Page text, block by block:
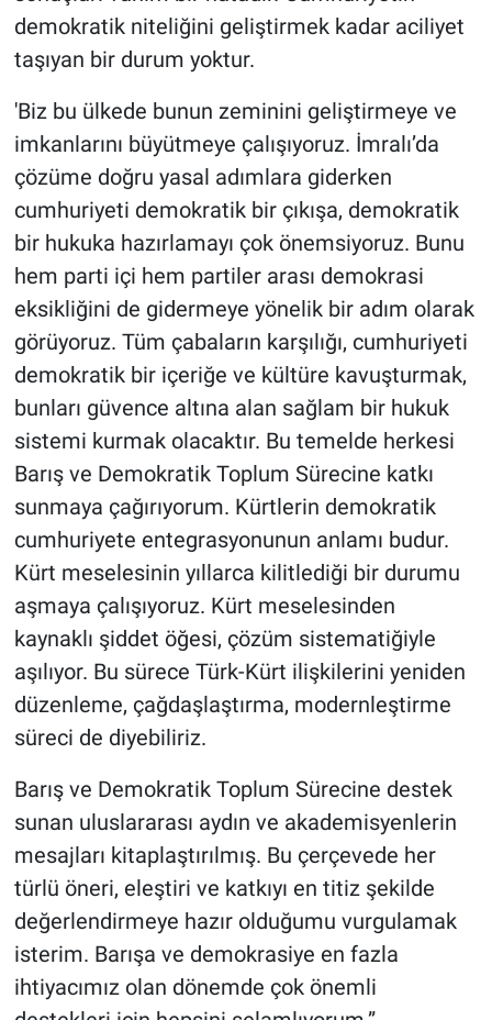
demokratik niteliğini geliştirmek kadar aciliyet
taşıyan bir durum yoktur.
'Biz bu ülkede bunun zeminini geliştirmeye ve
imkanlarını büyütmeye çalışıyoruz. İmralı’da
çözüme doğru yasal adımlara giderken
cumhuriyeti demokratik bir çıkışa, demokratik
bir hukuka hazırlamayı çok önemsiyoruz. Bunu
hem parti içi hem partiler arası demokrasi
eksikliğini de gidermeye yönelik bir adım olarak
görüyoruz. Tüm çabaların karşılığı, cumhuriyeti
demokratik bir içeriğe ve kültüre kavuşturmak,
bunları güvence altına alan sağlam bir hukuk
sistemi kurmak olacaktır. Bu temelde herkesi
Barış ve Demokratik Toplum Sürecine katkı
sunmaya çağırıyorum. Kürtlerin demokratik
cumhuriyete entegrasyonunun anlamı budur.
Kürt meselesinin yıllarca kilitlediği bir durumu
aşmaya çalışıyoruz. Kürt meselesinden
kaynaklı şiddet öğesi, çözüm sistematiğiyle
aşılıyor. Bu sürece Türk-Kürt ilişkilerini yeniden
düzenleme, çağdaşlaştırma, modernleştirme
süreci de diyebiliriz.
Barış ve Demokratik Toplum Sürecine destek
sunan uluslararası aydın ve akademisyenlerin
mesajları kitaplaştırılmış. Bu çerçevede her
türlü öneri, eleştiri ve katkıyı en titiz şekilde
değerlendirmeye hazır olduğumu vurgulamak
isterim. Barışa ve demokrasiye en fazla
ihtiyacımız olan dönemde çok önemli